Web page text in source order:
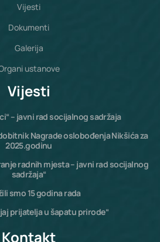
Vijesti
Dokumenti
Galerija
ustanove
Vijesti
– javni rad socijalnog sadržaja
Nagrade oslobođenja Nikšića za
2025.godinu
radnih mjesta – javni rad socijalnog
sadržaja“
smo 15 godina rada
prijatelja u šapatu prirode“
Kontakt